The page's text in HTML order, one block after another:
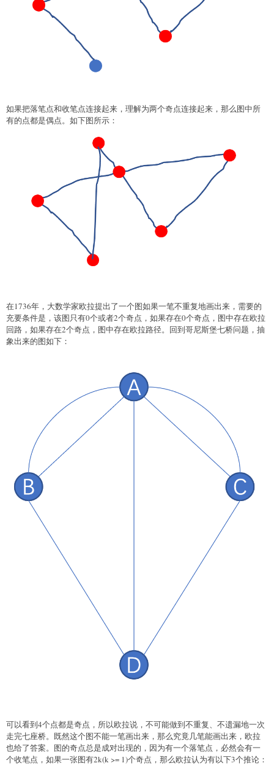
如果把落笔点和收笔点连接起来，理解为两个奇点连接起来，那么图中所
有的点都是偶点。如下图所示：
在1736年，大数学家欧拉提出了一个图如果一笔不重复地画出来，需要的
充要条件是，该图只有0个或者2个奇点，如果存在0个奇点，图中存在欧拉
回路，如果存在2个奇点，图中存在欧拉路径。回到哥尼斯堡七桥问题，抽
象出来的图如下：
可以看到4个点都是奇点，所以欧拉说，不可能做到不重复、不遗漏地一次
走完七座桥。既然这个图不能一笔画出来，那么究竟几笔能画出来，欧拉
也给了答案。图的奇点总是成对出现的，因为有一个落笔点，必然会有一
个收笔点，如果一张图有2k(k >= 1)个奇点，那么欧拉认为有以下3个推论：